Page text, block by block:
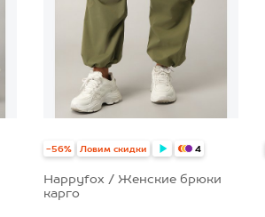
-56% Ловим скидки 4
Happyfox / Женские брюки
карго